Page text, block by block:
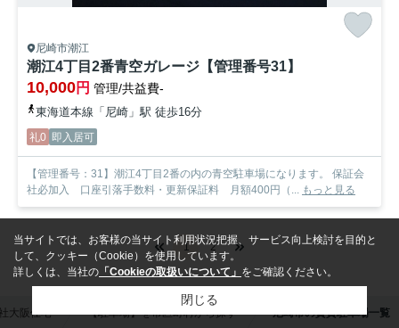
尼崎市潮江
潮江4丁目2番青空ガレージ【管理番号31】
10,000円 管理/共益費-
東海道本線「尼崎」駅 徒歩16分
礼0 即入居可
【管理番号：31】潮江4丁目2番の内の青空駐車場になります。 保証会
社必加入 口座引落手数料・更新保証料 月額400円（... もっと見る
1 2
大阪住宅 【駐車場】を市区町村から探す 尼崎市の賃貸駐車場一覧
当サイトでは、お客様の当サイト利用状況把握、サービス向上検討を目的と
して、クッキー（Cookie）を使用しています。
詳しくは、当社の 「Cookieの取扱いについて」 をご確認ください。
閉じる